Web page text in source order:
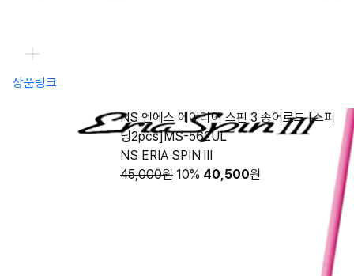
상품링크
NS 엔에스 에어리어 스핀 3 송어로드 [스피
닝2pcs]MS-562UL
NS ERIA SPIN lII
45,000원 10% 40,500원